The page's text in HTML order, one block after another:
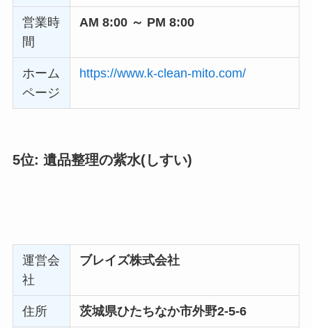
営業時
間
AM 8:00 ～ PM 8:00
ホーム
ページ
https://www.k-clean-mito.com/
5位: 遺品整理の紫水(しすい)